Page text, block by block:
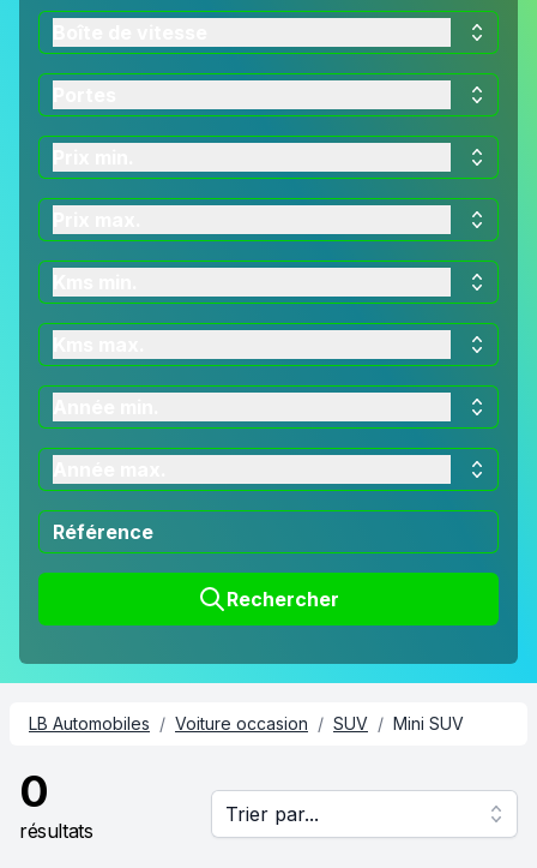
Rechercher
LB Automobiles / Voiture occasion / SUV / Mini SUV
0
résultats
Trier par...